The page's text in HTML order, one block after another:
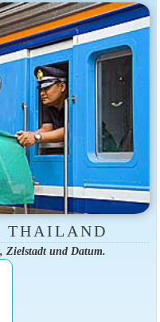
THAILAND
Zielstadt und Datum.